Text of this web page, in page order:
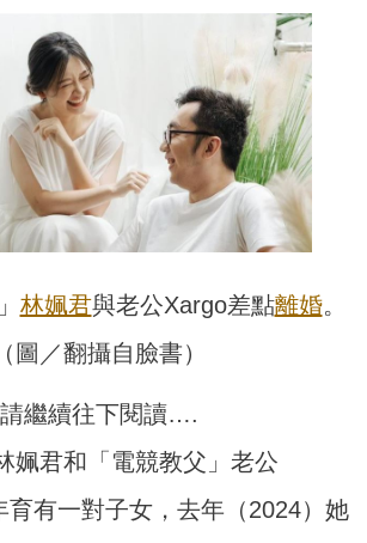
林姵君與老公Xargo差點離婚。
（圖／翻攝自臉書）
請繼續往下閱讀….
姵君和「電競教父」老公
育有一對子女，去年（2024）她